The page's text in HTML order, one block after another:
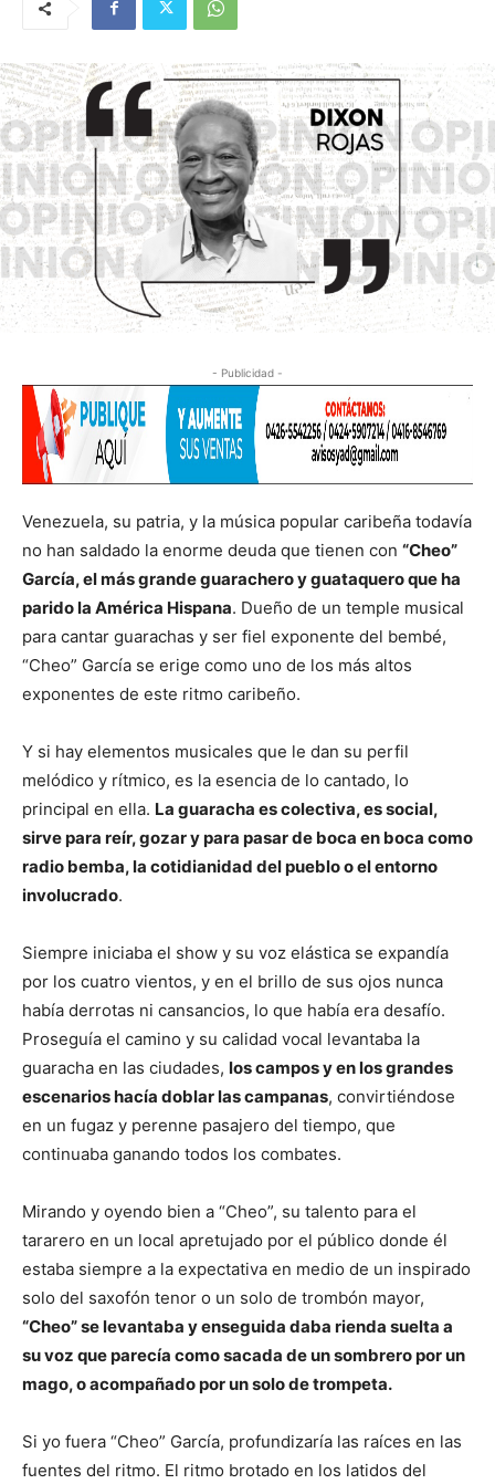
- Publicidad -
Venezuela, su patria, y la música popular caribeña todavía
no han saldado la enorme deuda que tienen con “Cheo”
García, el más grande guarachero y guataquero que ha
parido la América Hispana. Dueño de un temple musical
para cantar guarachas y ser fiel exponente del bembé,
“Cheo” García se erige como uno de los más altos
exponentes de este ritmo caribeño.
Y si hay elementos musicales que le dan su perfil
melódico y rítmico, es la esencia de lo cantado, lo
principal en ella. La guaracha es colectiva, es social,
sirve para reír, gozar y para pasar de boca en boca como
radio bemba, la cotidianidad del pueblo o el entorno
involucrado.
Siempre iniciaba el show y su voz elástica se expandía
por los cuatro vientos, y en el brillo de sus ojos nunca
había derrotas ni cansancios, lo que había era desafío.
Proseguía el camino y su calidad vocal levantaba la
guaracha en las ciudades, los campos y en los grandes
escenarios hacía doblar las campanas, convirtiéndose
en un fugaz y perenne pasajero del tiempo, que
continuaba ganando todos los combates.
Mirando y oyendo bien a “Cheo”, su talento para el
tararero en un local apretujado por el público donde él
estaba siempre a la expectativa en medio de un inspirado
solo del saxofón tenor o un solo de trombón mayor,
“Cheo” se levantaba y enseguida daba rienda suelta a
su voz que parecía como sacada de un sombrero por un
mago, o acompañado por un solo de trompeta.
Si yo fuera “Cheo” García, profundizaría las raíces en las
fuentes del ritmo. El ritmo brotado en los latidos del